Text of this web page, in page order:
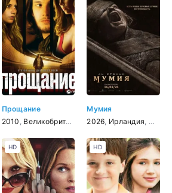
,биография
Прощание
2010 Великобритания триллер,драма
Мумия
2026 Ирландия США
HD HD